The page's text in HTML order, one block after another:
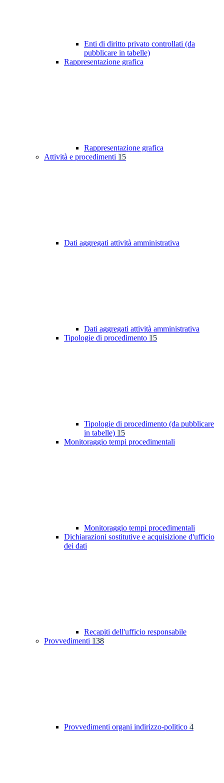
Enti di diritto privato controllati (da
pubblicare in tabelle)
Rappresentazione grafica
Rappresentazione grafica
Attività e procedimenti 15
Dati aggregati attività amministrativa
Dati aggregati attività amministrativa
Tipologie di procedimento 15
Tipologie di procedimento (da pubblicare
in tabelle) 15
Monitoraggio tempi procedimentali
Monitoraggio tempi procedimentali
Dichiarazioni sostitutive e acquisizione d'ufficio
dei dati
Recapiti dell'ufficio responsabile
Provvedimenti 138
Provvedimenti organi indirizzo-politico 4